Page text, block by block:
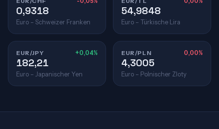
0,9318
Euro – Schweizer Franken
54,9848
Euro – Türkische Lira
EUR/JPY +0,04%
182,21
Euro – Japanischer Yen
EUR/PLN 0,00%
4,3005
Euro – Polnischer Zloty